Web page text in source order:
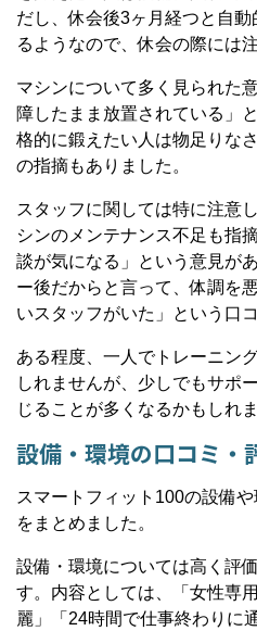
だし、休会後3ヶ月経つと自
るようなので、休会の際には
マシンについて多く見られた
障したまま放置されている」
格的に鍛えたい人は物足りな
の指摘もありました。
スタッフに関しては特に注意
シンのメンテナンス不足も指
談が気になる」という意見が
ー後だからと言って、体調を
いスタッフがいた」という口
ある程度、一人でトレーニン
しれませんが、少しでもサポ
じることが多くなるかもしれま
設備・環境の口コミ・
スマートフィット100の設備
をまとめました。
設備・環境については高く評
す。内容としては、「女性専
麗」「24時間で仕事終わりに